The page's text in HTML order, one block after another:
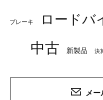
ブレーキ ロードバ
中古
新製品 決
メ